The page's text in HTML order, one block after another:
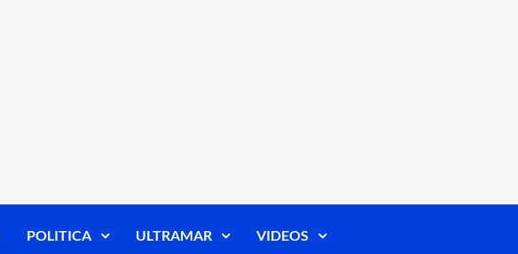
POLITICA ULTRAMAR VIDEOS